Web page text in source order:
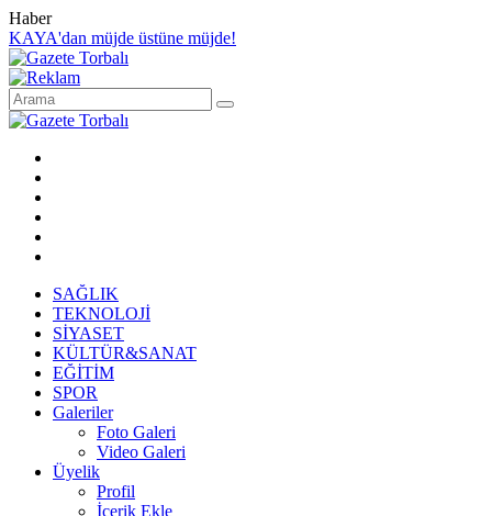
Haber
KAYA'dan müjde üstüne müjde!
SAĞLIK
TEKNOLOJİ
SİYASET
KÜLTÜR&SANAT
EĞİTİM
SPOR
Galeriler
Foto Galeri
Video Galeri
Üyelik
Profil
İçerik Ekle